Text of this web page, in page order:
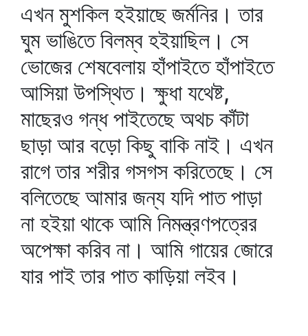
এখন মুশকিল হইয়াছে জর্মনির। তার
ঘুম ভাঙিতে বিলম্ব হইয়াছিল। সে
ভোজের শেষবেলায় হাঁপাইতে হাঁপাইতে
আসিয়া উপস্থিত। ক্ষুধা যথেষ্ট,
মাছেরও গন্ধ পাইতেছে অথচ কাঁটা
ছাড়া আর বড়ো কিছু বাকি নাই। এখন
রাগে তার শরীর গসগস করিতেছে। সে
বলিতেছে আমার জন্য যদি পাত পাড়া
না হইয়া থাকে আমি নিমন্ত্রণপত্রের
অপেক্ষা করিব না। আমি গায়ের জোরে
যার পাই তার পাত কাড়িয়া লইব।